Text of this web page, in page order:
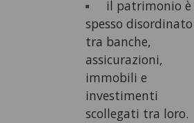
il patrimonio è
spesso disordinato
tra banche,
assicurazioni,
immobili e
investimenti
scollegati tra loro.